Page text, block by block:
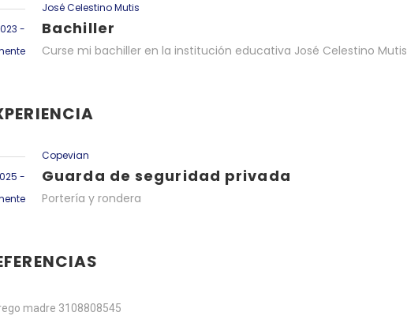
-
José Celestino Mutis
Bachiller
Curse mi bachiller en la institución educativa José Celestino Mutis
-
Copevian
Guarda de seguridad privada
Portería y rondera
madre 3108808545